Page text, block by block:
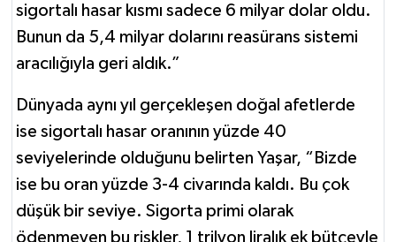
sigortalı hasar kısmı sadece 6 milyar dolar oldu.
Bunun da 5,4 milyar dolarını reasürans sistemi
aracılığıyla geri aldık.”
Dünyada aynı yıl gerçekleşen doğal afetlerde
ise sigortalı hasar oranının yüzde 40
seviyelerinde olduğunu belirten Yaşar, “Bizde
ise bu oran yüzde 3-4 civarında kaldı. Bu çok
düşük bir seviye. Sigorta primi olarak
ödenmeyen bu riskler, 1 trilyon liralık ek bütçeyle